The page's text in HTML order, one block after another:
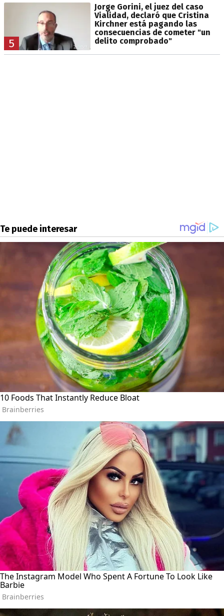
5
Jorge Gorini, el juez del caso
Vialidad, declaró que Cristina
Kirchner está pagando las
consecuencias de cometer "un
delito comprobado"